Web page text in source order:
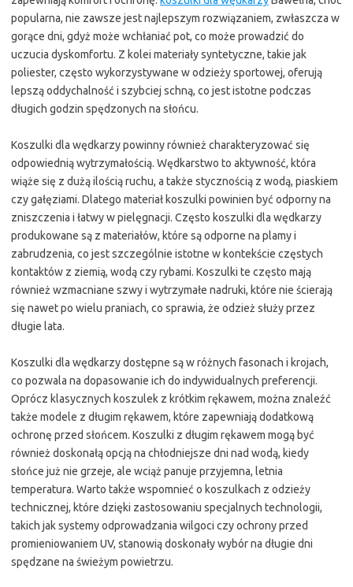
popularna, nie zawsze jest najlepszym rozwiązaniem, zwłaszcza w
gorące dni, gdyż może wchłaniać pot, co może prowadzić do
uczucia dyskomfortu. Z kolei materiały syntetyczne, takie jak
poliester, często wykorzystywane w odzieży sportowej, oferują
lepszą oddychalność i szybciej schną, co jest istotne podczas
długich godzin spędzonych na słońcu.
Koszulki dla wędkarzy powinny również charakteryzować się
odpowiednią wytrzymałością. Wędkarstwo to aktywność, która
wiąże się z dużą ilością ruchu, a także stycznością z wodą, piaskiem
czy gałęziami. Dlatego materiał koszulki powinien być odporny na
zniszczenia i łatwy w pielęgnacji. Często koszulki dla wędkarzy
produkowane są z materiałów, które są odporne na plamy i
zabrudzenia, co jest szczególnie istotne w kontekście częstych
kontaktów z ziemią, wodą czy rybami. Koszulki te często mają
również wzmacniane szwy i wytrzymałe nadruki, które nie ścierają
się nawet po wielu praniach, co sprawia, że odzież służy przez
długie lata.
Koszulki dla wędkarzy dostępne są w różnych fasonach i krojach,
co pozwala na dopasowanie ich do indywidualnych preferencji.
Oprócz klasycznych koszulek z krótkim rękawem, można znaleźć
także modele z długim rękawem, które zapewniają dodatkową
ochronę przed słońcem. Koszulki z długim rękawem mogą być
również doskonałą opcją na chłodniejsze dni nad wodą, kiedy
słońce już nie grzeje, ale wciąż panuje przyjemna, letnia
temperatura. Warto także wspomnieć o koszulkach z odzieży
technicznej, które dzięki zastosowaniu specjalnych technologii,
takich jak systemy odprowadzania wilgoci czy ochrony przed
promieniowaniem UV, stanowią doskonały wybór na długie dni
spędzane na świeżym powietrzu.